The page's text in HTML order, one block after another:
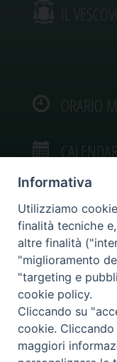
IL VESCOVO
ORARIO
Informativa
Utilizziamo
finalità tecniche
altre finalità
"miglioramento
"targeting e
cookie policy.
Cliccando su
cookie.
maggiori